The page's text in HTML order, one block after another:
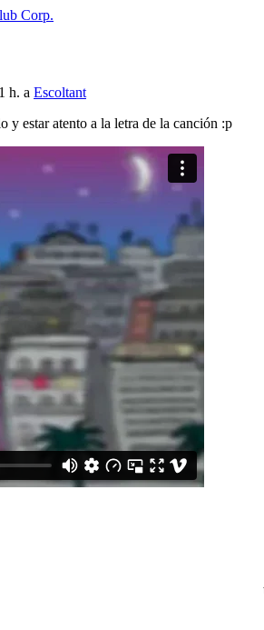
h. a Escoltant
y estar atento a la letra de la canción :p